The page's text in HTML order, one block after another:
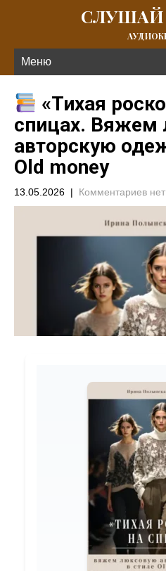
Меню
«Тихая
спицах. Вяжем
авторскую
Old money
13.05.2026 | Комментариев нет